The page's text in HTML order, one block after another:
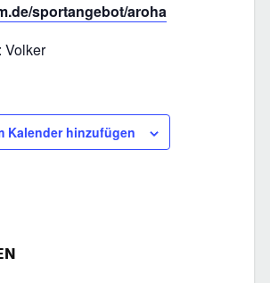
sportangebot/aroha
Volker
Kalender hinzufügen